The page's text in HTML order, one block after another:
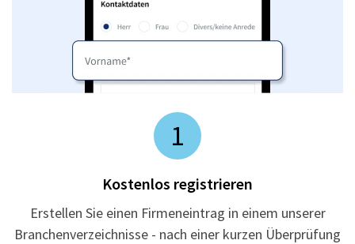
1
Kostenlos registrieren
Erstellen Sie einen Firmeneintrag in einem unserer
Branchenverzeichnisse - nach einer kurzen Überprüfung